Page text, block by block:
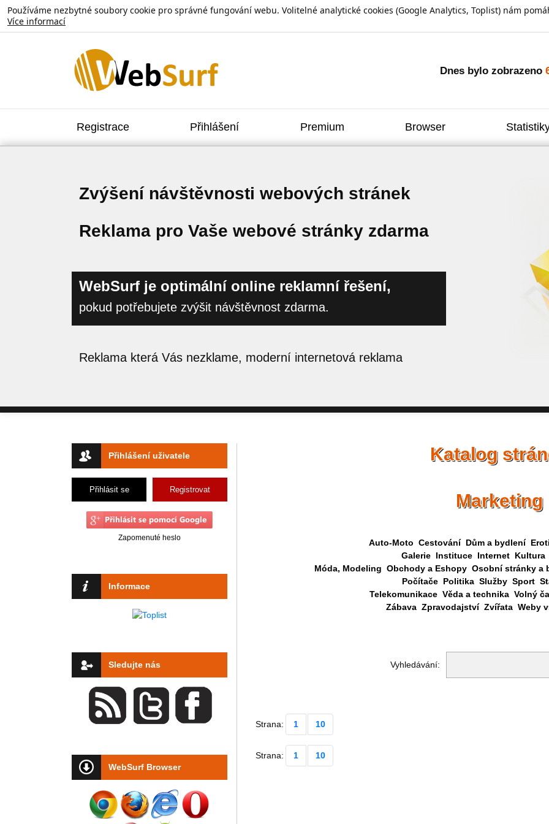
Používáme nezbytné soubory cookie pro správné fungování webu. Volitelné analytické cookies (Google Analytics, Toplist) nám
Více informací
Dnes bylo zobrazeno
Registrace Přihlášení Premium Browser
Zvýšení návštěvnosti webových stránek
Reklama pro Vaše webové stránky zdarma
WebSurf je optimální online reklamní řešení,
pokud potřebujete zvýšit návštěvnost zdarma.
Reklama která Vás nezklame, moderní internetová reklama
Přihlášení uživatele
Přihlásit se Registrovat
Zapomenuté heslo
Informace
Sledujte nás
WebSurf Browser
Katalog
Marketing
Auto-Moto Cestování Dům a bydlení
Galerie Instituce Internet Kultura
Móda, Modeling Obchody a Eshopy Osobní stránky a
Počítače Politika Služby Sport
Telekomunikace Věda a technika Volný
Zábava Zpravodajství Zvířata Weby
Vyhledávání:
Strana: 1 10
Strana: 1 10